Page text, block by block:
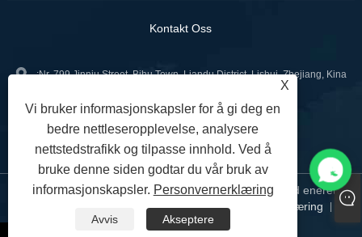
Kontakt Oss
:Nr. 799 Jinniu Street, Bihu Town, Liandu District, Lishui, Zhejiang, Kina
Tlf: +86-18967740566
: sales02@gntvalve.com
Copyright © 2024 Zhejiang Liangyi Valve Co., Ltd. Med enerett.
RSS | XML | Personvernerklæring
X
Vi bruker informasjonskapsler for å gi deg en
bedre nettleseropplevelse, analysere
nettstedstrafikk og tilpasse innhold. Ved å
bruke denne siden godtar du vår bruk av
informasjonskapsler. Personvernerklæring
Avvis Akseptere